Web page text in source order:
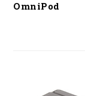
OmniPod